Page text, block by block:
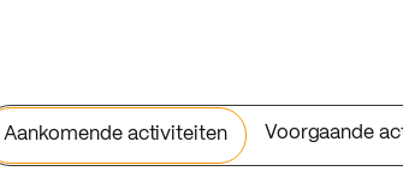
Aankomende activiteiten Voorgaande